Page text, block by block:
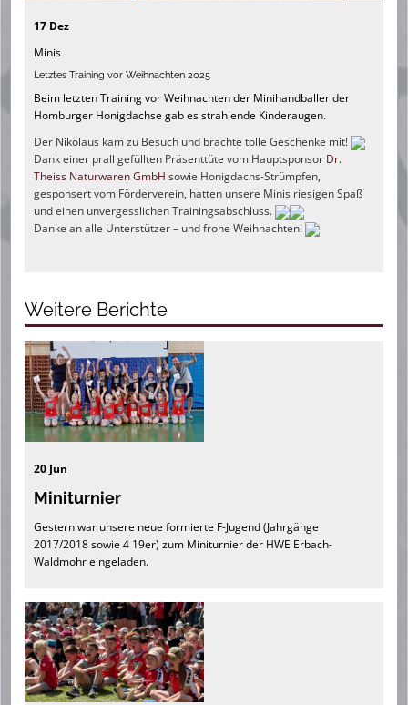
17 Dez
Minis
Letztes Training vor Weihnachten 2025
Beim letzten Training vor Weihnachten der Minihandballer der
Homburger Honigdachse gab es strahlende Kinderaugen.
Der Nikolaus kam zu Besuch und brachte tolle Geschenke mit!
Dank einer prall gefüllten Präsenttüte vom Hauptsponsor Dr.
Theiss Naturwaren GmbH sowie Honigdachs-Strümpfen,
gesponsert vom Förderverein, hatten unsere Minis riesigen Spaß
und einen unvergesslichen Trainingsabschluss.
Danke an alle Unterstützer – und frohe Weihnachten!
Weitere Berichte
20 Jun
Miniturnier
Gestern war unsere neue formierte F-Jugend (Jahrgänge
2017/2018 sowie 4 19er) zum Miniturnier der HWE Erbach-
Waldmohr eingeladen.